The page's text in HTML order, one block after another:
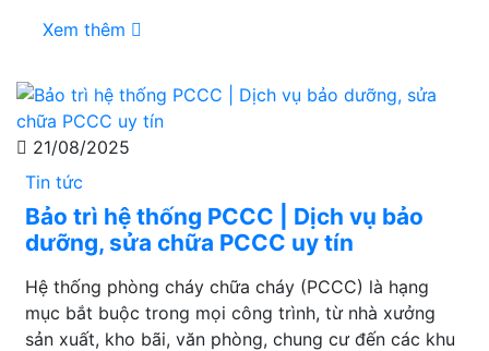
Xem thêm
21/08/2025
Tin tức
Bảo trì hệ thống PCCC | Dịch vụ bảo
dưỡng, sửa chữa PCCC uy tín
Hệ thống phòng cháy chữa cháy (PCCC) là hạng
mục bắt buộc trong mọi công trình, từ nhà xưởng
sản xuất, kho bãi, văn phòng, chung cư đến các khu